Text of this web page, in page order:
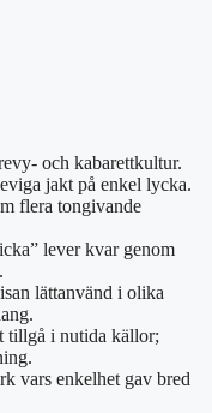
och kabarettkultur.
jakt på enkel lycka.
flera tongivande
lever kvar genom
lättanvänd i olika
tillgå i nutida källor;
vars enkelhet gav bred